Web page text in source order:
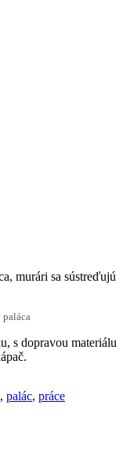
murári sa sústreďujú
s dopravou materiálu
, palác, práce